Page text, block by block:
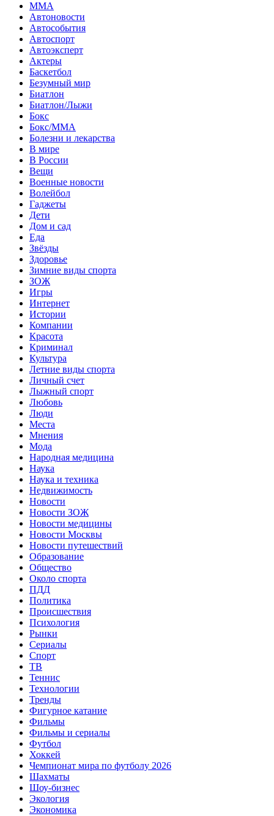
MMA
Автоновости
Автособытия
Автоспорт
Автоэксперт
Актеры
Баскетбол
Безумный мир
Биатлон
Биатлон/Лыжи
Бокс
Бокс/MMA
Болезни и лекарства
В мире
В России
Вещи
Военные новости
Волейбол
Гаджеты
Дети
Дом и сад
Еда
Звёзды
Здоровье
Зимние виды спорта
ЗОЖ
Игры
Интернет
Истории
Компании
Красота
Криминал
Культура
Летние виды спорта
Личный счет
Лыжный спорт
Любовь
Люди
Места
Мнения
Мода
Народная медицина
Наука
Наука и техника
Недвижимость
Новости
Новости ЗОЖ
Новости медицины
Новости Москвы
Новости путешествий
Образование
Общество
Около спорта
ПДД
Политика
Происшествия
Психология
Рынки
Сериалы
Спорт
ТВ
Теннис
Технологии
Тренды
Фигурное катание
Фильмы
Фильмы и сериалы
Футбол
Хоккей
Чемпионат мира по футболу 2026
Шахматы
Шоу-бизнес
Экология
Экономика